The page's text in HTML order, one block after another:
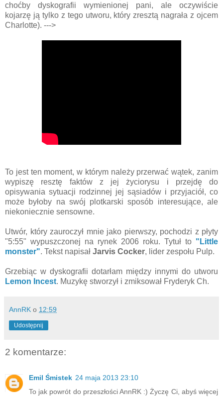
choćby dyskografii wymienionej pani, ale oczywiście
kojarzę ją tylko z tego utworu, który zresztą nagrała z ojcem
Charlotte). --->
To jest ten moment, w którym należy przerwać wątek, zanim
wypiszę resztę faktów z jej życiorysu i przejdę do
opisywania sytuacji rodzinnej jej sąsiadów i przyjaciół, co
może byłoby na swój plotkarski sposób interesujące, ale
niekoniecznie sensowne.
Utwór, który zauroczył mnie jako pierwszy, pochodzi z płyty
"5:55" wypuszczonej na rynek 2006 roku. Tytuł to "Little
monster". Tekst napisał Jarvis Cocker, lider zespołu Pulp.
Grzebiąc w dyskografii dotarłam między innymi do utworu
Lemon Incest. Muzykę stworzył i zmiksował Fryderyk Ch.
AnnRK o 12:59
Udostępnij
2 komentarze:
Emil Śmistek 24 maja 2013 23:10
To jak powrót do przeszłości AnnRK :) Życzę Ci, abyś więcej